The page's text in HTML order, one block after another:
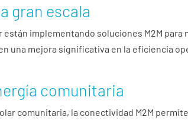
gran escala
están implementando soluciones M2M
una mejora significativa en la eficiencia
comunitaria
comunitaria, la conectividad M2M